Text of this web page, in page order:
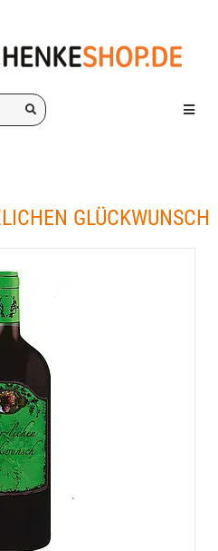
Menü
GLÜCKWUNSCH